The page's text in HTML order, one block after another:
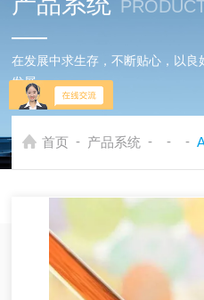
在发展中求生存，不断贴心，以
发展
首页 - 产品系统 - - -